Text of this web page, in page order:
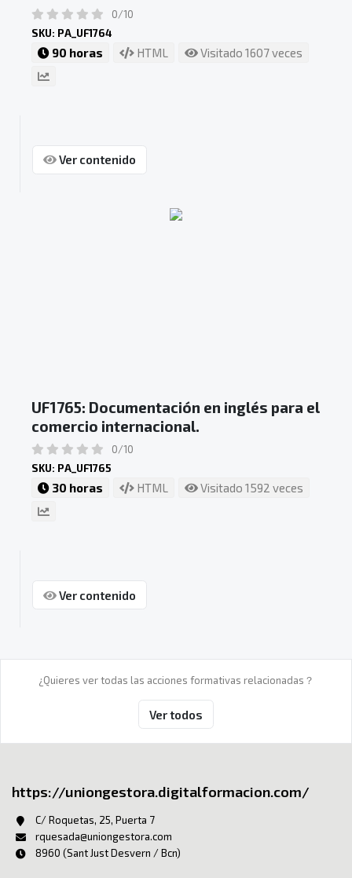
0/10
SKU: PA_UF1764
90 horas HTML Visitado 1607 veces
Ver contenido
UF1765: Documentación en inglés para el
comercio internacional.
0/10
SKU: PA_UF1765
30 horas HTML Visitado 1592 veces
Ver contenido
¿Quieres ver todas las acciones formativas relacionadas？
Ver todos
https://uniongestora.digitalformacion.com/
C/ Roquetas, 25, Puerta 7
rquesada@uniongestora.com
8960 (Sant Just Desvern / Bcn)